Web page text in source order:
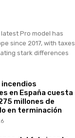
Pro model has
since 2017, with taxes
stark differences
incendios
en España cuesta
millones de
en terminación